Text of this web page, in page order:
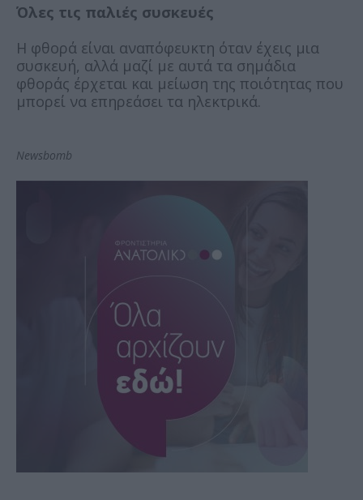
Όλες τις παλιές συσκευές
Η φθορά είναι αναπόφευκτη όταν έχεις μια
συσκευή, αλλά μαζί με αυτά τα σημάδια
φθοράς έρχεται και μείωση της ποιότητας που
μπορεί να επηρεάσει τα ηλεκτρικά.
Newsbomb